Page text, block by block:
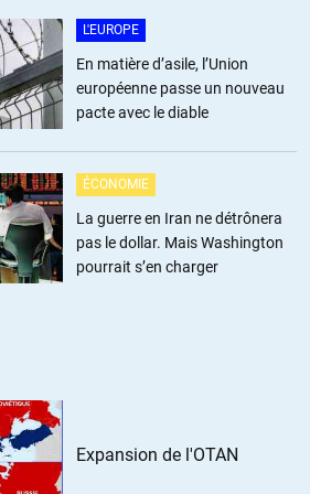
les résultats sur 9 ans, et là ça fait mal.
a simplement doublé!
mondiales.com/liberte_presse.htm
que pour RSF cette baisse
due à cela: « La France, qui perd une
connu une année 2013
de défense des journalistes.
2013, la décision prise par la justice
liberte-de-la-presse-la-france-
L'EUROPE
En matière d’asile, l’Union
européenne passe un nouveau
pacte avec le diable
ÉCONOMIE
La guerre en Iran ne détrônera
pas le dollar. Mais Washington
pourrait s’en charger
Expansion de l'OTAN